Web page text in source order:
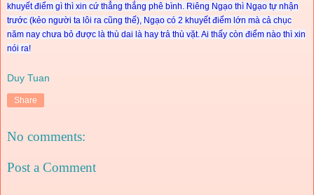
khuyết điểm gì thì xin cứ thẳng thắng phê bình. Riêng Ngạo thì Ngạo tự nhận
trước (kẻo người ta lôi ra cũng thế), Ngạo có 2 khuyết điểm lớn mà cả chục
năm nay chưa bỏ được là thù dai là hay trả thù vặt. Ai thấy còn điểm nào thì xin
nói ra!
Duy Tuan
Share
No comments:
Post a Comment